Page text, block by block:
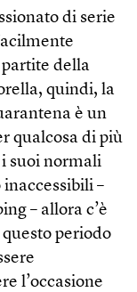
di serie
della
quindi, la
è un
qualcosa di più
suoi normali
–
– allora c’è
periodo
l’occasione